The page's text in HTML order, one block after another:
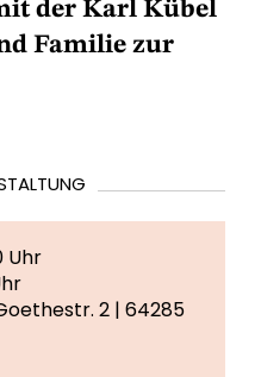
der Karl Kübel
Familie zur
Uhr
2 | 64285